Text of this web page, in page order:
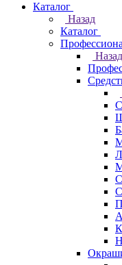
Каталог
Назад
Каталог
Назад